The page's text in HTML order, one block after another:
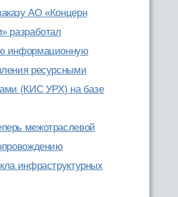
АО «Концерн
разработал
информационную
ресурсными
(КИС УРХ) на базе
межотраслевой
инфраструктурных